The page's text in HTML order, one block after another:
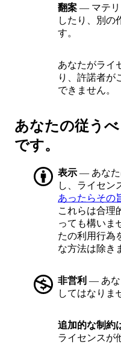
翻案 — マテリ
したり、別の
す。
あなたがライ
り、許諾者が
できません。
あなたの従う
です。
表示 — あなた
し、ライセン
あったらその
これらは合理
っても構いま
たの利用行為
な方法は除き
非営利 — あな
してはなりま
追加的な制約
ライセンスが